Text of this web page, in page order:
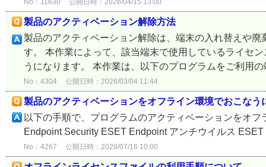
No：11630 公開日時：2026/04/15 13:00
製品のアクティベーション解除方法
製品のアクティベーション解除は、端末の入れ替えや
す。 本作業によって、該当端末で使用しているライセ
うになります。 本作業は、以下のプログラムをご利用
No：4304 公開日時：2026/03/04 11:44
製品のアクティベーションをオフライン環境でおこなう
以下の手順で、プログラムのアクティベーションをオ
Endpoint Security ESET Endpoint アンチウイルス
No：4267 公開日時：2026/07/16 10:00